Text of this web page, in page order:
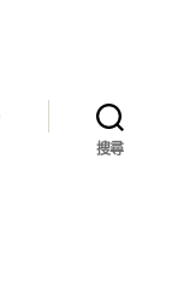
搜尋